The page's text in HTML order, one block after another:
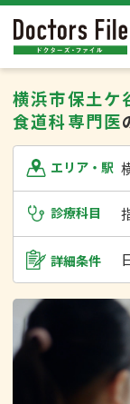
横浜市保土ケ
食道科専門医
エリア・駅
診療科目
詳細条件